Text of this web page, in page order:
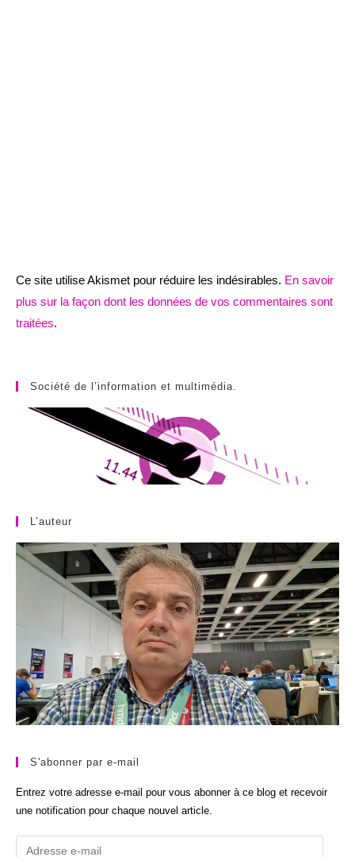
Ce site utilise Akismet pour réduire les indésirables. En savoir
plus sur la façon dont les données de vos commentaires sont
traitées.
Société de l’information et multimédia.
L’auteur
S'abonner par e-mail
Entrez votre adresse e-mail pour vous abonner à ce blog et recevoir
une notification pour chaque nouvel article.
Adresse